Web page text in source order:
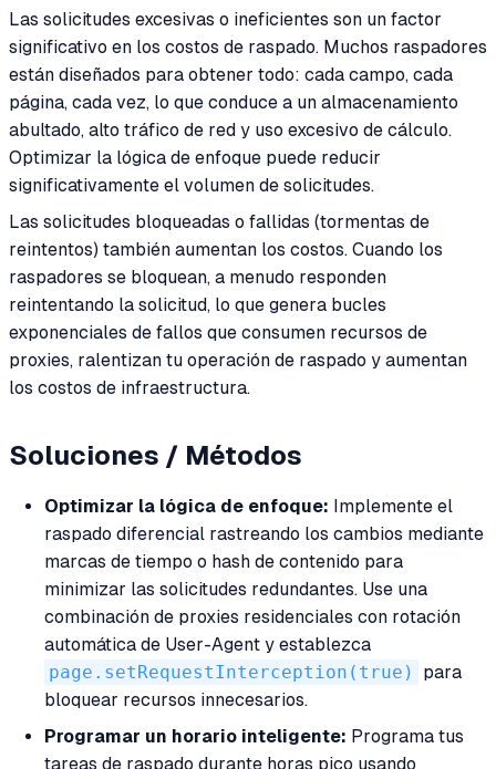
Las solicitudes excesivas o ineficientes son un factor
significativo en los costos de raspado. Muchos raspadores
están diseñados para obtener todo: cada campo, cada
página, cada vez, lo que conduce a un almacenamiento
abultado, alto tráfico de red y uso excesivo de cálculo.
Optimizar la lógica de enfoque puede reducir
significativamente el volumen de solicitudes.
Las solicitudes bloqueadas o fallidas (tormentas de
reintentos) también aumentan los costos. Cuando los
raspadores se bloquean, a menudo responden
reintentando la solicitud, lo que genera bucles
exponenciales de fallos que consumen recursos de
proxies, ralentizan tu operación de raspado y aumentan
los costos de infraestructura.
Soluciones / Métodos
Optimizar la lógica de enfoque: Implemente el
raspado diferencial rastreando los cambios mediante
marcas de tiempo o hash de contenido para
minimizar las solicitudes redundantes. Use una
combinación de proxies residenciales con rotación
automática de User-Agent y establezca
page.setRequestInterception(true)
para
bloquear recursos innecesarios.
Programar un horario inteligente: Programa tus
tareas de raspado durante horas pico usando